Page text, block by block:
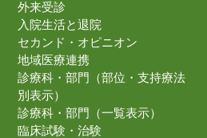
外来受診
入院生活と退院
セカンド・オピニオン
地域医療連携
診療科・部門（部位・支持療法
別表示）
診療科・部門（一覧表示）
臨床試験・治験